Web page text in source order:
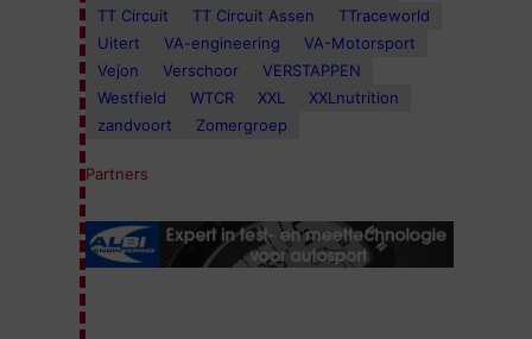
TT Circuit
TT Circuit Assen
TTraceworld
Uitert
VA-engineering
VA-Motorsport
Vejon
Verschoor
VERSTAPPEN
Westfield
WTCR XXL
XXLnutrition
zandvoort
Zomergroep
Partners